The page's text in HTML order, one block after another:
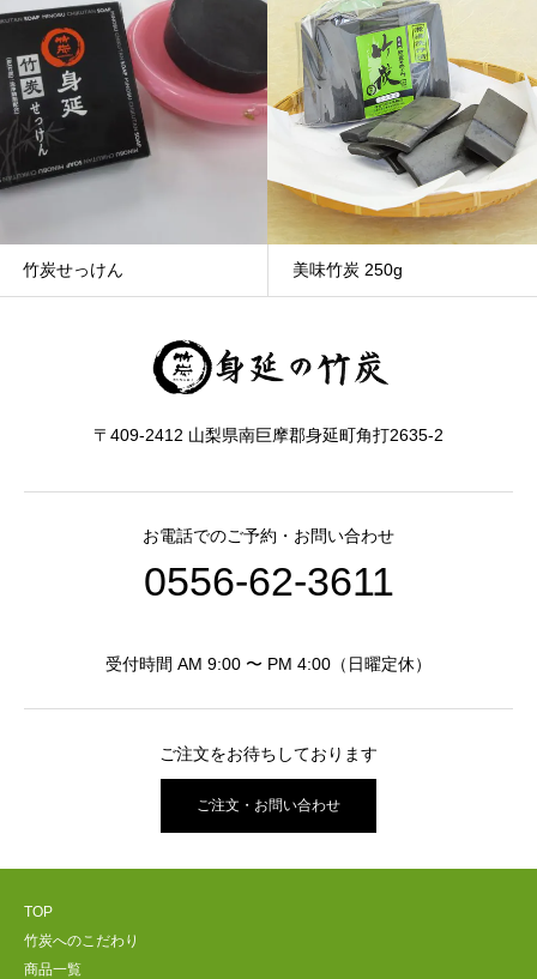
竹炭せっけん 美味竹炭 250g
〒409-2412 山梨県南巨摩郡身延町角打2635-2
お電話でのご予約・お問い合わせ
0556-62-3611
受付時間 AM 9:00 〜 PM 4:00（日曜定休）
ご注文をお待ちしております
ご注文・お問い合わせ
TOP
竹炭へのこだわり
商品一覧